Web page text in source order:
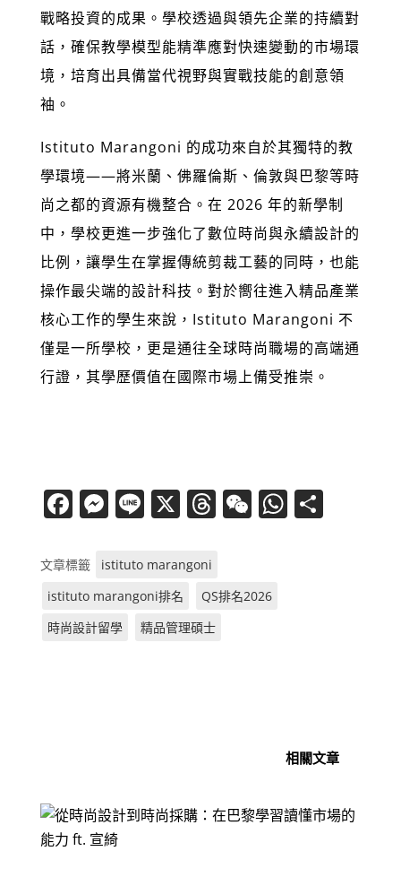
戰略投資的成果。學校透過與領先企業的持續對
話，確保教學模型能精準應對快速變動的市場環
境，培育出具備當代視野與實戰技能的創意領
袖。
Istituto Marangoni 的成功來自於其獨特的教
學環境——將米蘭、佛羅倫斯、倫敦與巴黎等時
尚之都的資源有機整合。在 2026 年的新學制
中，學校更進一步強化了數位時尚與永續設計的
比例，讓學生在掌握傳統剪裁工藝的同時，也能
操作最尖端的設計科技。對於嚮往進入精品產業
核心工作的學生來說，Istituto Marangoni 不
僅是一所學校，更是通往全球時尚職場的高端通
行證，其學歷價值在國際市場上備受推崇。
F
c
e
b
o
M
ss
e
n
g
Li
e
X T
a
d
W
h
W 分
文章標籤
istituto marangoni
istituto marangoni排名
QS排名2026
時尚設計留學
精品管理碩士
相關文章